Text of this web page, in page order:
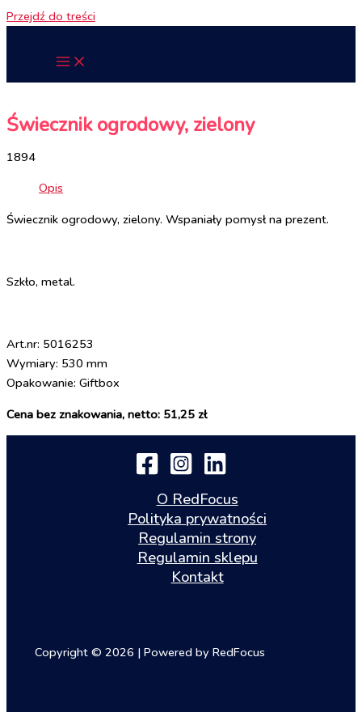
Przejdź do treści
Świecznik ogrodowy, zielony
1894
Opis
Świecznik ogrodowy, zielony. Wspaniały pomysł na prezent.
Szkło, metal.
Art.nr: 5016253
Wymiary: 530 mm
Opakowanie: Giftbox
Cena bez znakowania, netto: 51,25 zł
O RedFocus
Polityka prywatności
Regulamin strony
Regulamin sklepu
Kontakt
Copyright © 2026 | Powered by RedFocus